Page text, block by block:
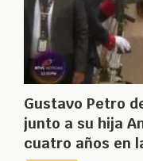
Gustavo Petro
junto a su hija
cuatro años en